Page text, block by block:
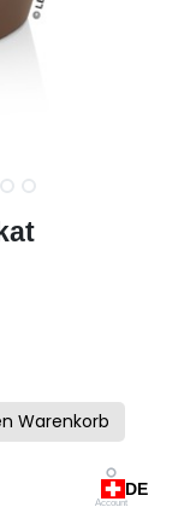
Warenkorb
Account
Schweiz
DE